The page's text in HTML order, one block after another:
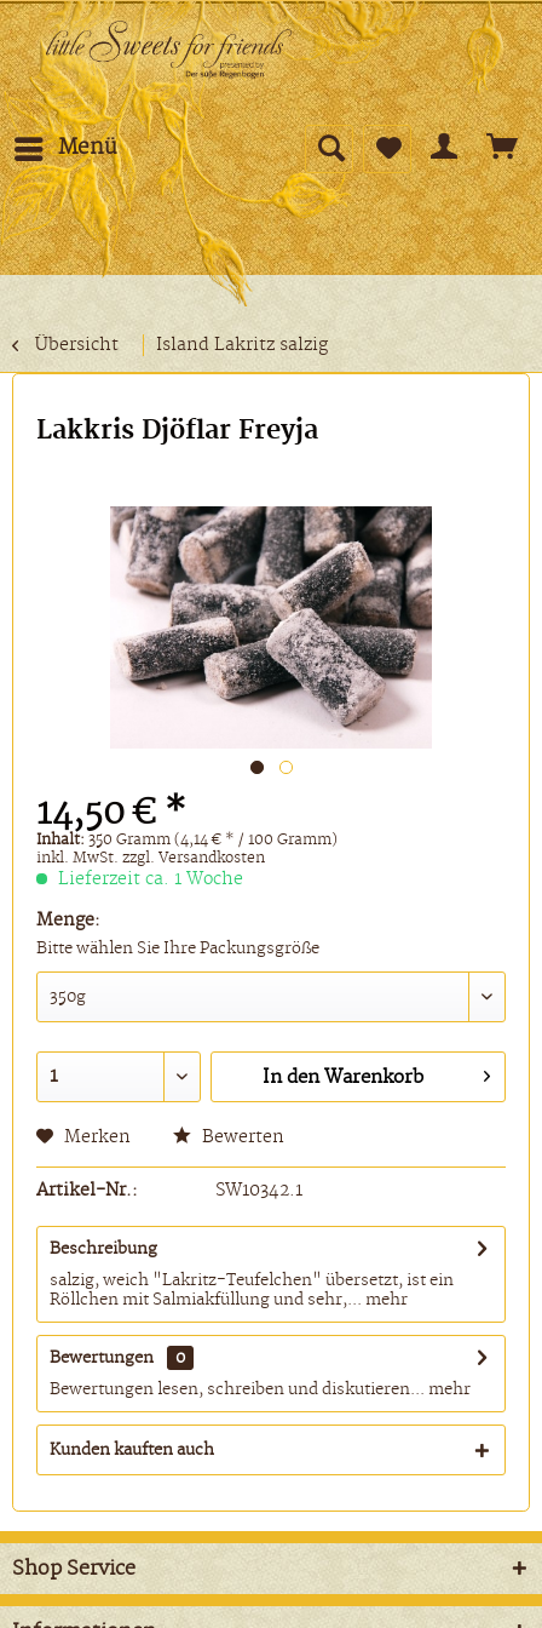
Menü
Übersicht Island Lakritz salzig
Lakkris Djöflar Freyja
14,50 € *
Inhalt:350 Gramm (4,14 € * / 100 Gramm)
inkl. MwSt.zzgl. Versandkosten
Lieferzeit ca. 1 Woche
Menge:
Bitte wählen Sie Ihre Packungsgröße
In den Warenkorb
Merken Bewerten
Artikel-Nr.: SW10342.1
Beschreibung
salzig, weich "Lakritz-Teufelchen" übersetzt, ist ein
Röllchen mit Salmiakfüllung und sehr,... mehr
Bewertungen
0
Bewertungen lesen, schreiben und diskutieren... mehr
Kunden kauften auch
Shop Service